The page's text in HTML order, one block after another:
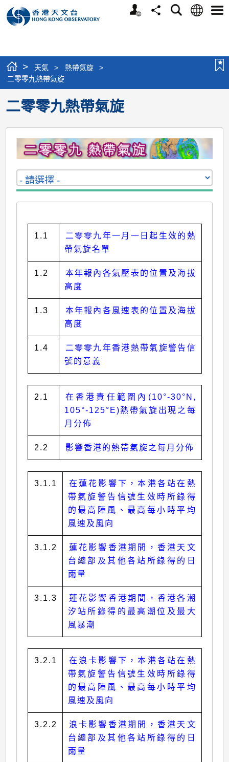
個
分
搜
語
選
> 天氣 > 熱帶氣旋
>
二零零九熱帶氣旋
二零零九熱帶氣旋
1.1
二零零九年一月一日起生效的熱
帶氣旋名單
1.2
本年報內各氣壓表的位置及海拔
高度
1.3
本年報內各風速表的位置及海拔
高度
1.4
二零零九年香港熱帶氣旋警告信
號的意義
2.1
在香港責任範圍內(10°-30°N,
105°-125°E)熱帶氣旋出現之每
月分佈
2.2 影響香港的熱帶氣旋之每月分佈
3.1.1
在蓮花影響下，本港各站在熱
帶氣旋警告信號生效時所錄得
的最高陣風、最高每小時平均
風速及風向
3.1.2
蓮花影響香港期間，香港天文
台總部及其他各站所錄得的日
雨量
3.1.3
蓮花影響香港期間，香港各潮
汐站所錄得的最高潮位及最大
風暴潮
3.2.1
在浪卡影響下，本港各站在熱
帶氣旋警告信號生效時所錄得
的最高陣風、最高每小時平均
風速及風向
3.2.2
浪卡影響香港期間，香港天文
台總部及其他各站所錄得的日
雨量